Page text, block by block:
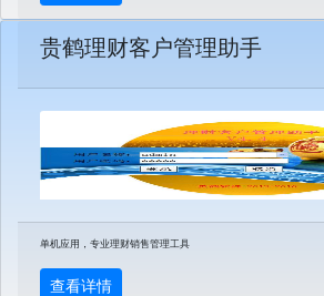
贵鹤理财客户管理助手
单机应用，专业理财销售管理工具
查看详情